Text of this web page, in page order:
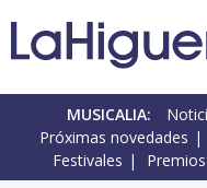
MUSICALIA:
Próximas novedades
Festivales
Premios